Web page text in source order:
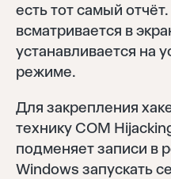
есть тот самый
всматривается в
устанавливается на
режиме.
Для закрепления
технику COM
подменяет записи в
Windows запускать